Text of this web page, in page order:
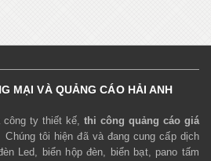
MẠI VÀ QUẢNG CÁO HẢI ANH
công ty thiết kế, thi công quảng cáo giá
Chúng tôi hiện đã và đang cung cấp dịch
Led, biển hộp đèn, biển bạt, pano tấm